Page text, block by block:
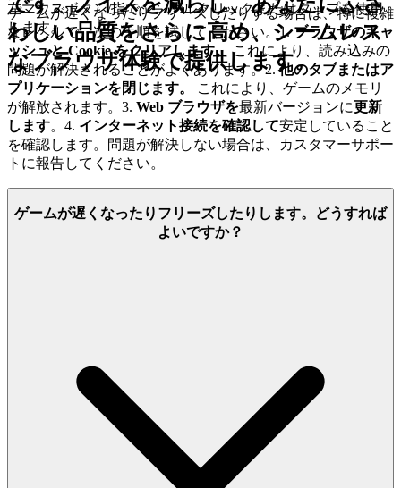
わしい品質をさらに高め、シームレス
なブラウザ体験で提供します。
左マウスボタン/指でシングルクリックまたはタップを使用
します。
ゲームが遅くなったりフリーズしたりする場合は、特に複雑
なレベルで、次の手順を試してください。1.ブラウザのキャ
ッシュと Cookie をクリアします。 これにより、読み込みの
問題が解決されることがよくあります。2.他のタブまたはア
プリケーションを閉じます。
これにより、ゲームのメモリ
が解放されます。3. Web ブラウザを最新バージョンに更新
します。4. インターネット接続を確認して安定していること
を確認します。問題が解決しない場合は、カスタマーサポー
トに報告してください。
ゲームが遅くなったりフリーズしたりします。どうすれば
よいですか？